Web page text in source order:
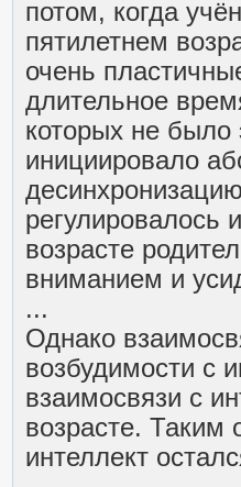
потом, когда
пятилетнем
очень
длительное
которых не было
инициировало
регулировалось
возрасте
вниманием и
...
Однако
возбудимости с
взаимосвязи с
возрасте.
интеллект